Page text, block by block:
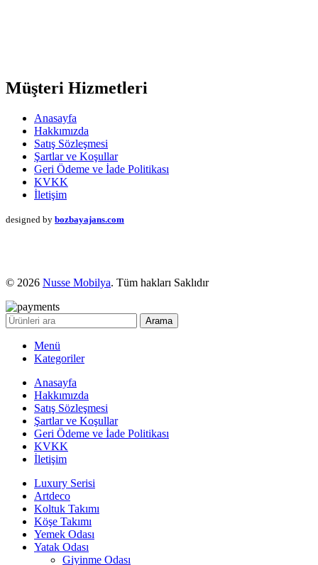
Müşteri Hizmetleri
Anasayfa
Hakkımızda
Satış Sözleşmesi
Şartlar ve Koşullar
Geri Ödeme ve İade Politikası
KVKK
İletişim
designed by bozbayajans.com
© 2026 Nusse Mobilya. Tüm hakları Saklıdır
Arama
Menü
Kategoriler
Anasayfa
Hakkımızda
Satış Sözleşmesi
Şartlar ve Koşullar
Geri Ödeme ve İade Politikası
KVKK
İletişim
Luxury Serisi
Artdeco
Koltuk Takımı
Köşe Takımı
Yemek Odası
Yatak Odası
Giyinme Odası